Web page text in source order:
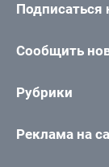
Подписаться
Сообщить
Рубрики
Реклама на